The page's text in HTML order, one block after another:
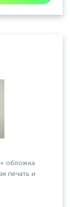
обложка
печать и